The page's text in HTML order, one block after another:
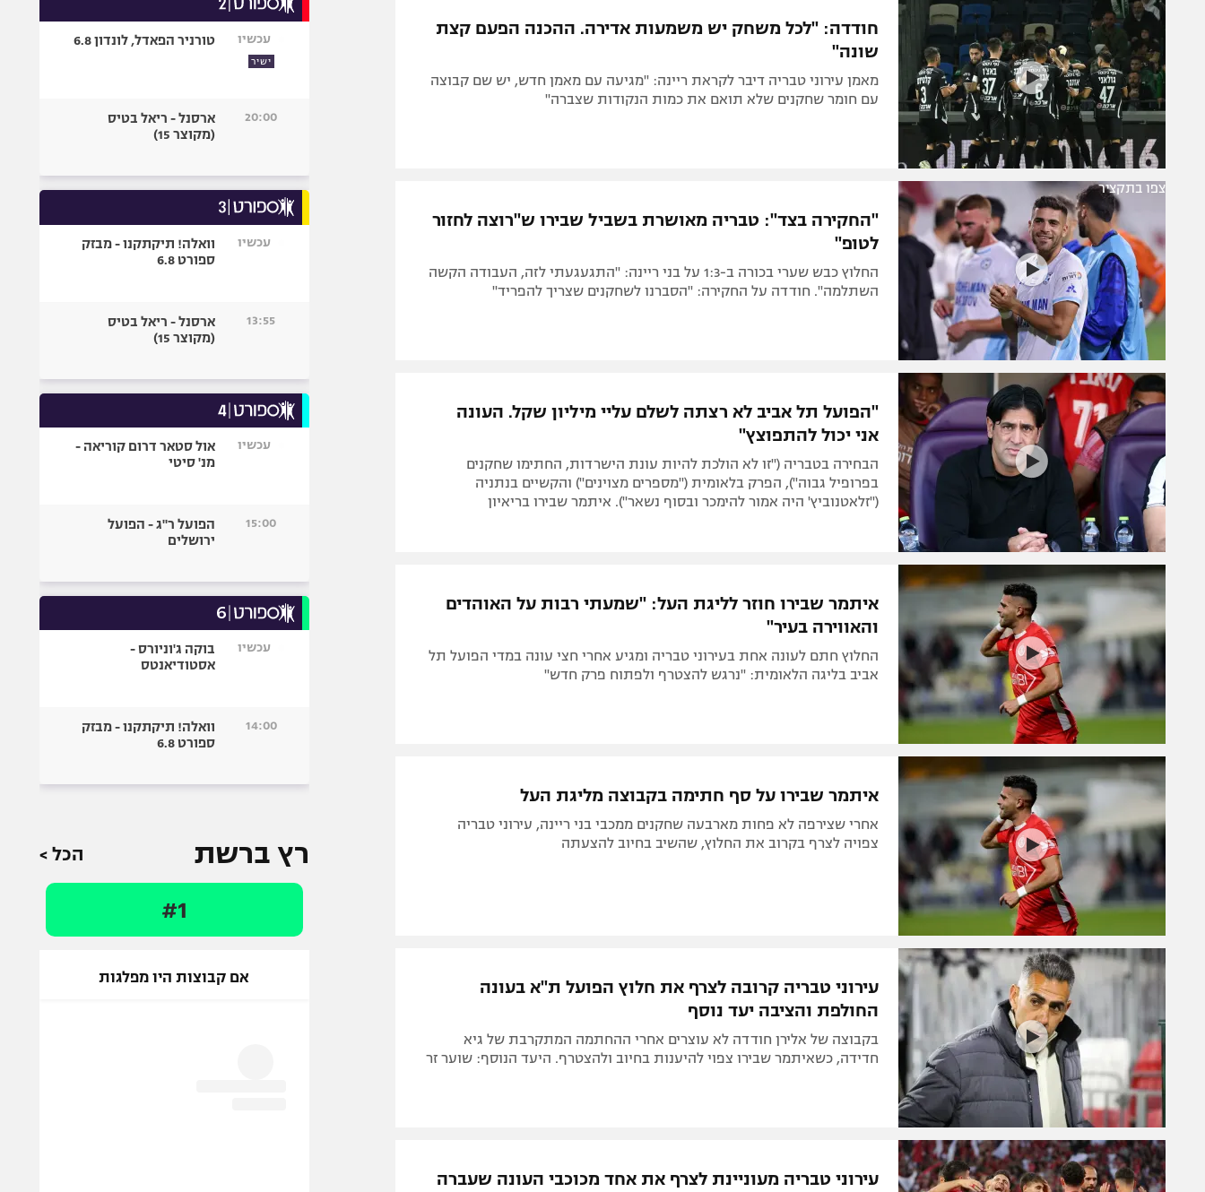
תקנון משתתפים וזוכים בפרסים
תקנון עבור פעילות אלקטרה
תקנון עבור פעילות ספורט 1 – "מרלן"
טניס
גיימינג E-Sports
תנאי שימוש
מדיניות פרטיות
תקנון פעילות ספורט 1
רשיון להקרנה פומבית לבית עסק
הצטרפות לחבילת הערוצים
לוח דרושים – ג'ובנט
תגיות
המגזין
הפועל חיפה
מכבי נתניה
ספורט מוטורי
בייסבול MLB
גיימינג E-Sports
חודדה: "לכל משחק יש משמעות אדירה. ההכנה הפעם קצת
שונה"
מאמן עירוני טבריה דיבר לקראת ריינה: "מגיעה עם מאמן חדש, יש שם קבוצה
עם חומר שחקנים שלא תואם את כמות הנקודות שצברה"
צפו בתקציר
"החקירה בצד": טבריה מאושרת בשביל שבירו ש"רוצה לחזור
לטופ"
החלוץ כבש שערי בכורה ב-1:3 על בני ריינה: "התגעגעתי לזה, העבודה הקשה
השתלמה". חודדה על החקירה: "הסברנו לשחקנים שצריך להפריד"
"הפועל תל אביב לא רצתה לשלם עליי מיליון שקל. העונה
אני יכול להתפוצץ"
הבחירה בטבריה ("זו לא הולכת להיות עונת הישרדות, החתימו שחקנים
בפרופיל גבוה"), הפרק בלאומית ("מספרים מצוינים") והקשיים בנתניה
("זלאטנוביץ' היה אמור להימכר ובסוף נשאר"). איתמר שבירו בריאיון
איתמר שבירו חוזר לליגת העל: "שמעתי רבות על האוהדים
והאווירה בעיר"
החלוץ חתם לעונה אחת בעירוני טבריה ומגיע אחרי חצי עונה במדי הפועל תל
אביב בליגה הלאומית: "נרגש להצטרף ולפתוח פרק חדש"
איתמר שבירו על סף חתימה בקבוצה מליגת העל
אחרי שצירפה לא פחות מארבעה שחקנים ממכבי בני ריינה, עירוני טבריה
צפויה לצרף בקרוב את החלוץ, שהשיב בחיוב להצעתה
עירוני טבריה קרובה לצרף את חלוץ הפועל ת"א בעונה
החולפת והציבה יעד נוסף
בקבוצה של אלירן חודדה לא עוצרים אחרי ההחתמה המתקרבת של גיא
חדידה, כשאיתמר שבירו צפוי להיענות בחיוב ולהצטרף. היעד הנוסף: שוער זר
עירוני טבריה מעוניינת לצרף את אחד מכוכבי העונה שעברה
עכשיו
ישיר
טורניר הפאדל, לונדון 6.8
20:00
ארסנל - ריאל בטיס
(מקוצר 15)
עכשיו
וואלה! תיקתקנו - מבזק
ספורט 6.8
13:55
ארסנל - ריאל בטיס
(מקוצר 15)
עכשיו
אול סטאר דרום קוריאה -
מנ' סיטי
15:00
הפועל ר"ג - הפועל
ירושלים
עכשיו
בוקה ג'וניורס -
אסטודיאנטס
14:00
וואלה! תיקתקנו - מבזק
ספורט 6.8
רץ ברשת הכל >
#1
אם קבוצות היו מפלגות